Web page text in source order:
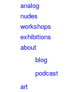
analog
nudes
workshops
exhibitions
about
blog
podcast
art